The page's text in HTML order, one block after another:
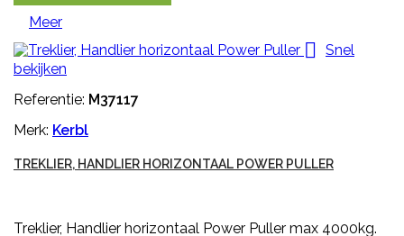
Meer

Snel
bekijken
Referentie: M37117
Merk: Kerbl
TREKLIER, HANDLIER HORIZONTAAL POWER PULLER
Treklier, Handlier horizontaal Power Puller max 4000kg.